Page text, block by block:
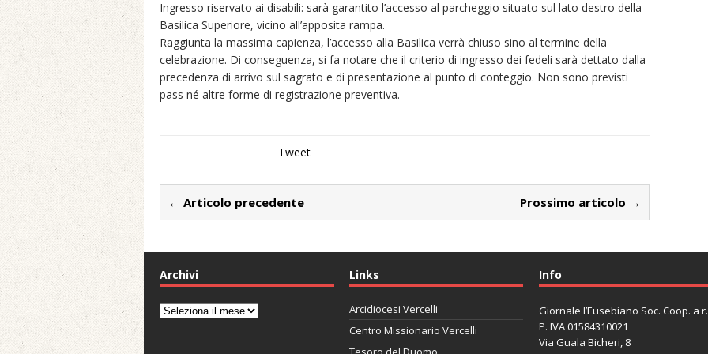
Ingresso riservato ai disabili: sarà garantito l’accesso al parcheggio situato sul lato destro della
Basilica Superiore, vicino all’apposita rampa.
Raggiunta la massima capienza, l’accesso alla Basilica verrà chiuso sino al termine della
celebrazione. Di conseguenza, si fa notare che il criterio di ingresso dei fedeli sarà dettato dalla
precedenza di arrivo sul sagrato e di presentazione al punto di conteggio. Non sono previsti
pass né altre forme di registrazione preventiva.
Tweet
← Articolo precedente Prossimo articolo →
Archivi
Archivi
Links
Arcidiocesi Vercelli
Centro Missionario Vercelli
Info
Giornale l’Eusebiano Soc. Coop. a
P. IVA 01584310021
Via Guala Bicheri, 8